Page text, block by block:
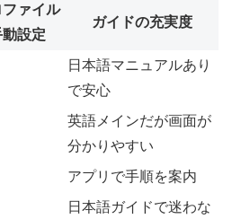
ファイル
設定
ガイドの充実度
日本語マニュアルあり
で安心
英語メインだが画面が
分かりやすい
アプリで手順を案内
日本語ガイドで迷わな